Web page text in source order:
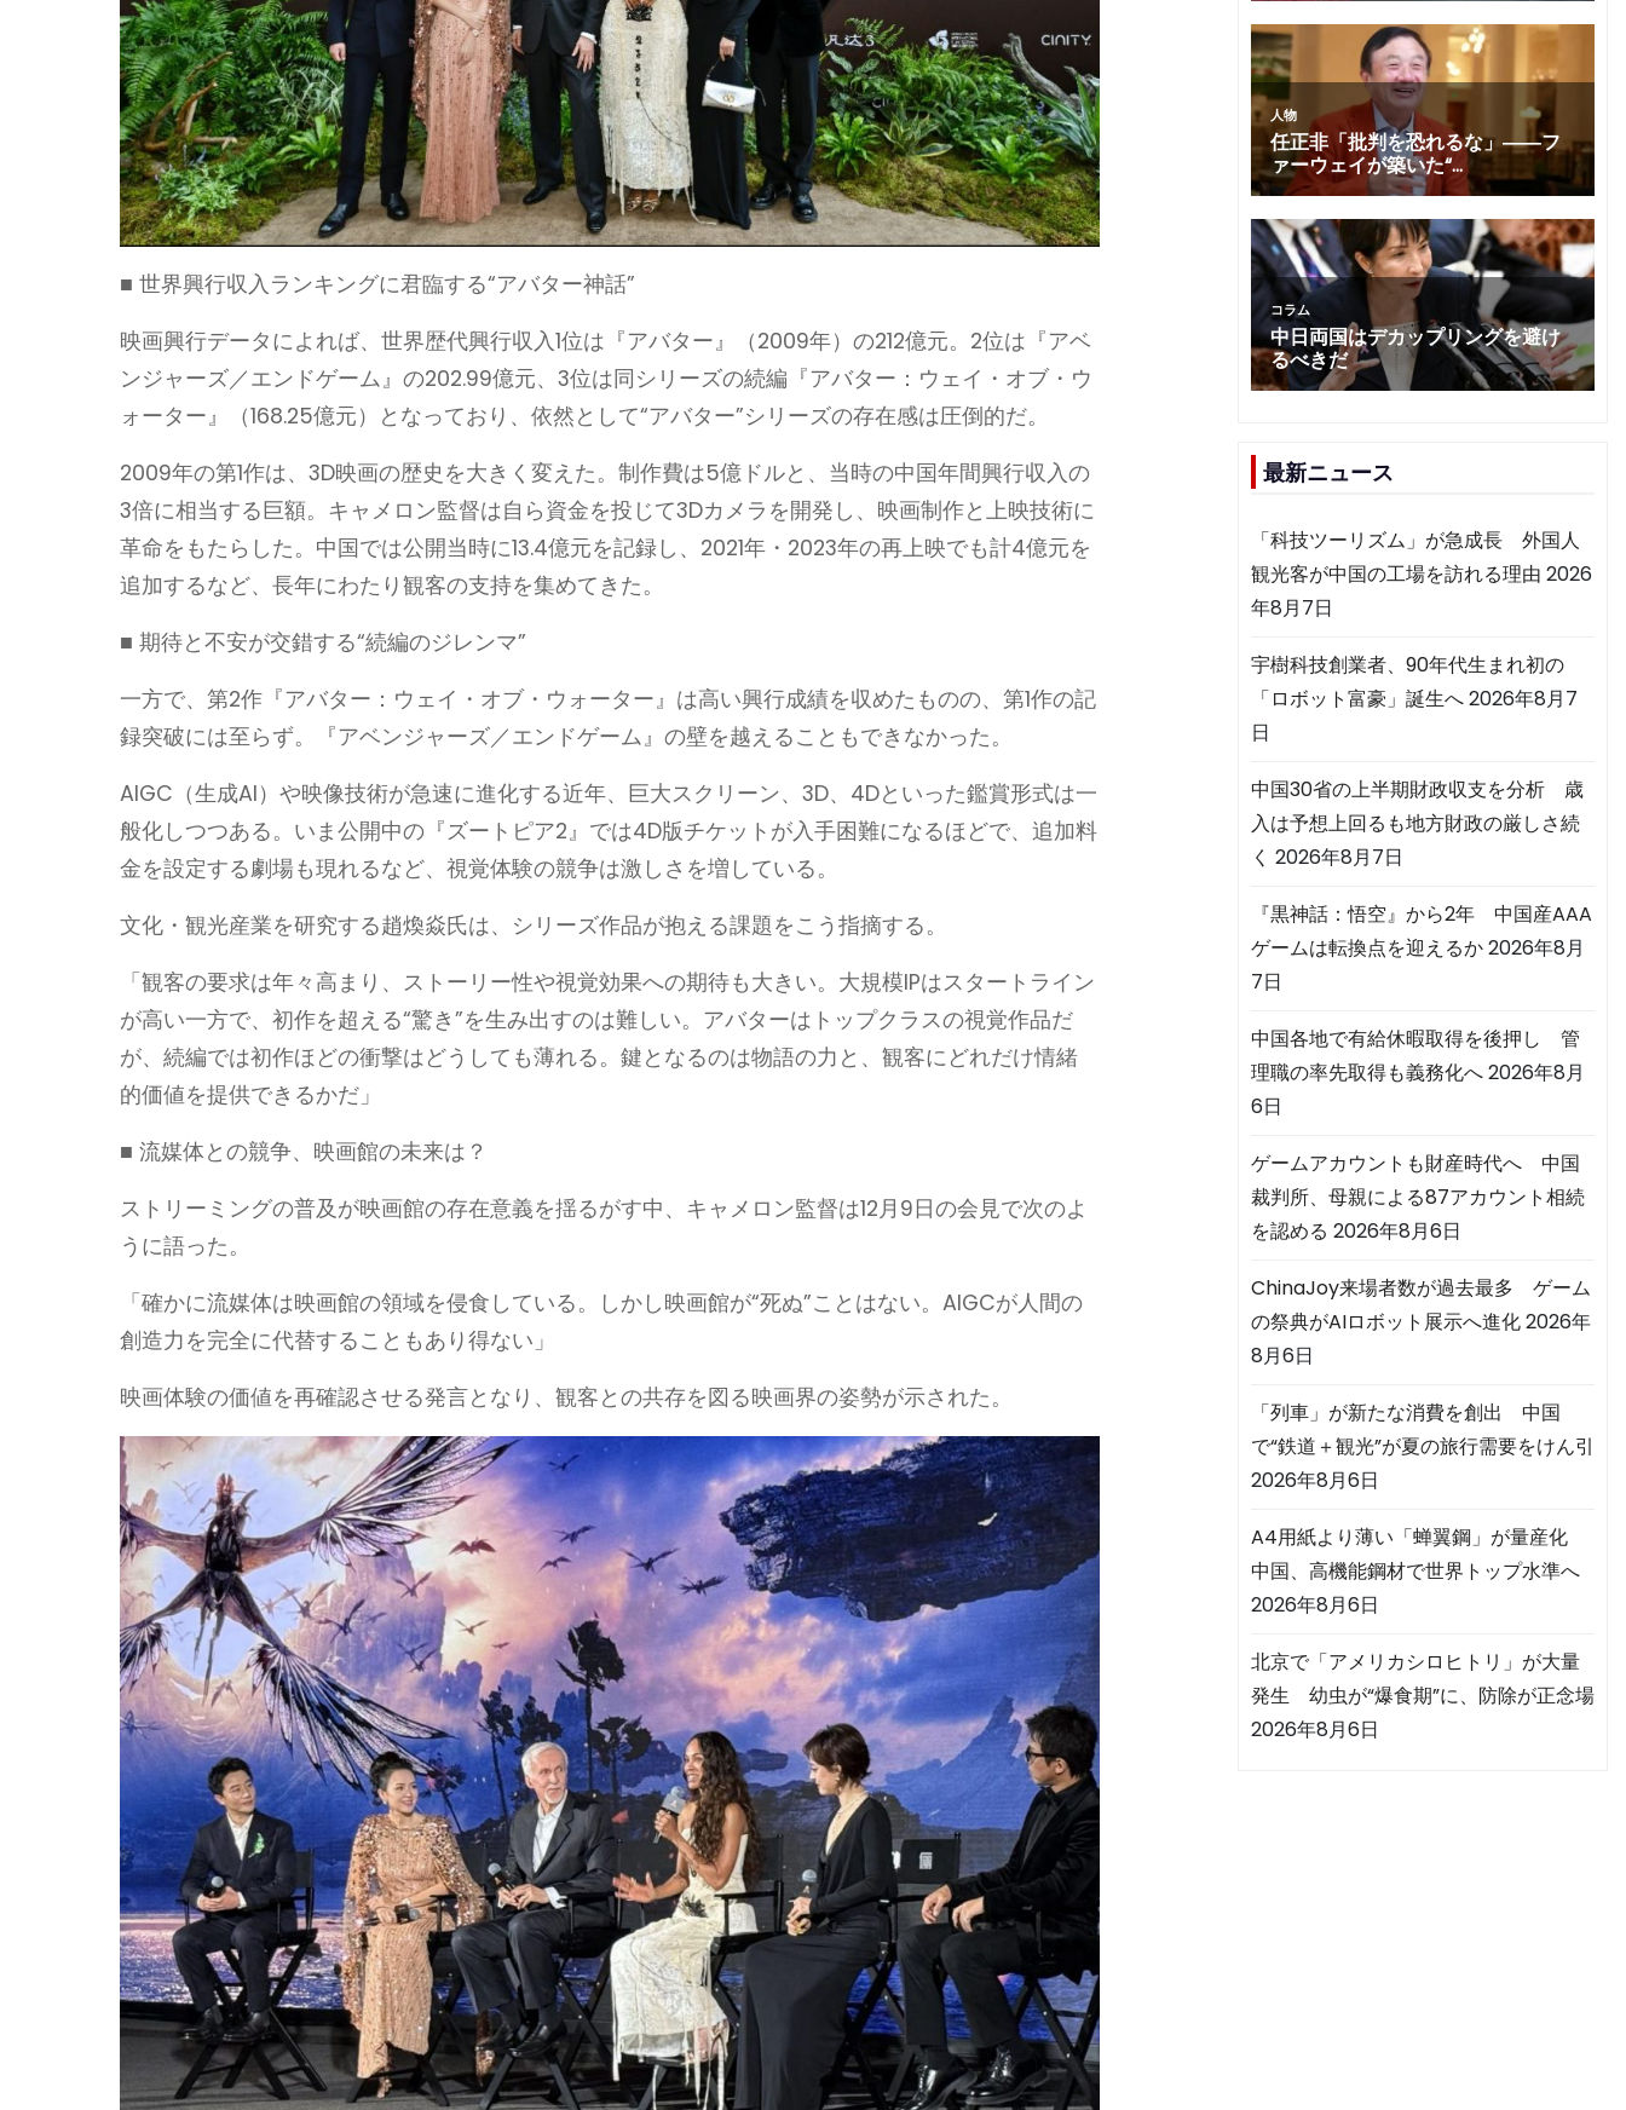
■ 世界興行収入ランキングに君臨する“アバター神話”
映画興行データによれば、世界歴代興行収入1位は『アバター』（2009年）の212億元。2位は『アベ
ンジャーズ／エンドゲーム』の202.99億元、3位は同シリーズの続編『アバター：ウェイ・オブ・ウ
ォーター』（168.25億元）となっており、依然として“アバター”シリーズの存在感は圧倒的だ。
2009年の第1作は、3D映画の歴史を大きく変えた。制作費は5億ドルと、当時の中国年間興行収入の
3倍に相当する巨額。キャメロン監督は自ら資金を投じて3Dカメラを開発し、映画制作と上映技術に
革命をもたらした。中国では公開当時に13.4億元を記録し、2021年・2023年の再上映でも計4億元を
追加するなど、長年にわたり観客の支持を集めてきた。
■ 期待と不安が交錯する“続編のジレンマ”
一方で、第2作『アバター：ウェイ・オブ・ウォーター』は高い興行成績を収めたものの、第1作の記
録突破には至らず。『アベンジャーズ／エンドゲーム』の壁を越えることもできなかった。
AIGC（生成AI）や映像技術が急速に進化する近年、巨大スクリーン、3D、4Dといった鑑賞形式は一
般化しつつある。いま公開中の『ズートピア2』では4D版チケットが入手困難になるほどで、追加料
金を設定する劇場も現れるなど、視覚体験の競争は激しさを増している。
文化・観光産業を研究する趙煥焱氏は、シリーズ作品が抱える課題をこう指摘する。
「観客の要求は年々高まり、ストーリー性や視覚効果への期待も大きい。大規模IPはスタートライン
が高い一方で、初作を超える“驚き”を生み出すのは難しい。アバターはトップクラスの視覚作品だ
が、続編では初作ほどの衝撃はどうしても薄れる。鍵となるのは物語の力と、観客にどれだけ情緒
的価値を提供できるかだ」
■ 流媒体との競争、映画館の未来は？
ストリーミングの普及が映画館の存在意義を揺るがす中、キャメロン監督は12月9日の会見で次のよ
うに語った。
「確かに流媒体は映画館の領域を侵食している。しかし映画館が“死ぬ”ことはない。AIGCが人間の
創造力を完全に代替することもあり得ない」
映画体験の価値を再確認させる発言となり、観客との共存を図る映画界の姿勢が示された。
最新ニュース
「科技ツーリズム」が急成長 外国人
観光客が中国の工場を訪れる理由 2026
年8月7日
宇樹科技創業者、90年代生まれ初の
「ロボット富豪」誕生へ2026年8月7
日
中国30省の上半期財政収支を分析 歳
入は予想上回るも地方財政の厳しさ続
く 2026年8月7日
『黒神話：悟空』から2年 中国産AAA
ゲームは転換点を迎えるか2026年8月
7日
中国各地で有給休暇取得を後押し 管
理職の率先取得も義務化へ2026年8月
6日
ゲームアカウントも財産時代へ 中国
裁判所、母親による87アカウント相続
を認める 2026年8月6日
ChinaJoy来場者数が過去最多 ゲーム
の祭典がAIロボット展示へ進化2026年
8月6日
「列車」が新たな消費を創出 中国
で“鉄道＋観光”が夏の旅行需要をけん引
2026年8月6日
A4用紙より薄い「蝉翼鋼」が量産化
中国、高機能鋼材で世界トップ水準へ
2026年8月6日
北京で「アメリカシロヒトリ」が大量
発生 幼虫が“爆食期”に、防除が正念場
2026年8月6日